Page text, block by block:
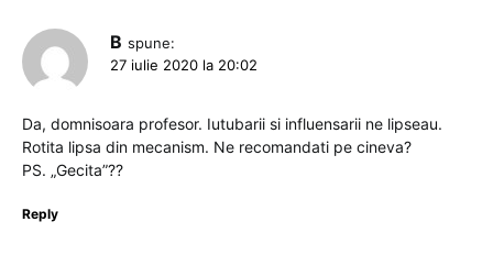
B spune:
27 iulie 2020 la 20:02
Da, domnisoara profesor. Iutubarii si influensarii ne lipseau.
Rotita lipsa din mecanism. Ne recomandati pe cineva?
PS. „Gecita”??
Reply